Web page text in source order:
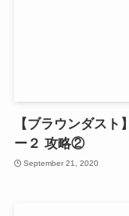
【ブラウンダス
ー２ 攻略②
September 21, 2020